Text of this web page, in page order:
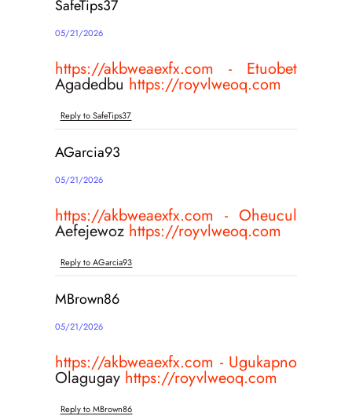
SafeTips37
05/21/2026
https://akbweaexfx.com - Etuobet
Agadedbu https://royvlweoq.com
Reply to SafeTips37
AGarcia93
05/21/2026
https://akbweaexfx.com - Oheucul
Aefejewoz https://royvlweoq.com
Reply to AGarcia93
MBrown86
05/21/2026
https://akbweaexfx.com - Ugukapno
Olagugay https://royvlweoq.com
Reply to MBrown86